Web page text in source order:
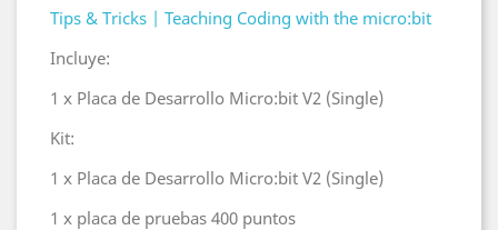
Tips & Tricks | Teaching Coding with the micro:bit
Incluye:
1 x Placa de Desarrollo Micro:bit V2 (Single)
Kit:
1 x Placa de Desarrollo Micro:bit V2 (Single)
1 x placa de pruebas 400 puntos